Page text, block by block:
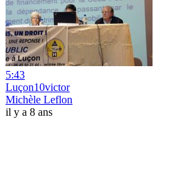
5:43
Luçon10victor
Michèle Leflon
il y a 8 ans